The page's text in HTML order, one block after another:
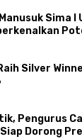
Sima
Silver
Pengurus
Dorong